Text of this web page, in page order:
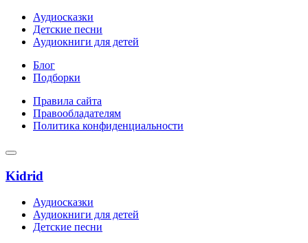
Аудиосказки
Детские песни
Аудиокниги для детей
Блог
Подборки
Правила сайта
Правообладателям
Политика конфиденциальности
Kidrid
Аудиосказки
Аудиокниги для детей
Детские песни